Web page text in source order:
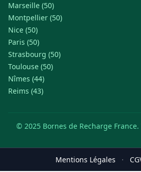
Marseille (50)
Montpellier (50)
Nice (50)
Paris (50)
Strasbourg (50)
Toulouse (50)
Nîmes (44)
Reims (43)
© 2025 Bornes de Recharge
Mentions Légales ·